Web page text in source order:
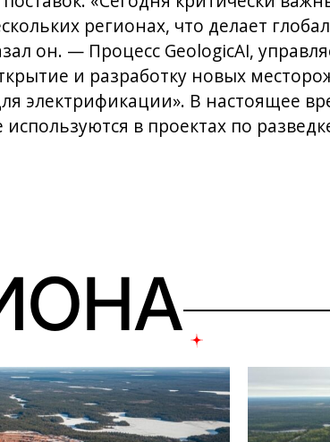
регионах, что делает
он. — Процесс GeologicAI,
и разработку новых
электрификации». В настоящее
в проектах по